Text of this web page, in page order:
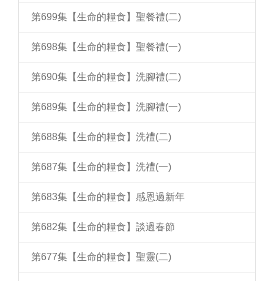
第699集【生命的糧食】聖餐禮(二)
第698集【生命的糧食】聖餐禮(一)
第690集【生命的糧食】洗腳禮(二)
第689集【生命的糧食】洗腳禮(一)
第688集【生命的糧食】洗禮(二)
第687集【生命的糧食】洗禮(一)
第683集【生命的糧食】感恩過新年
第682集【生命的糧食】談過春節
第677集【生命的糧食】聖靈(二)